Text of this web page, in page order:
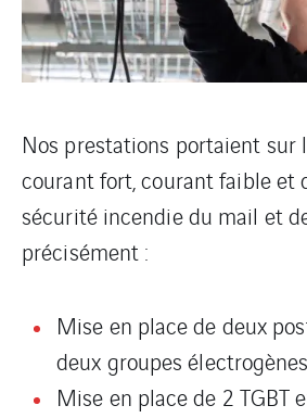
Nos prestations portaient sur
courant fort, courant faible et
sécurité incendie du mail et
précisément :
Mise en place de deux
deux groupes électrogènes
Mise en place de 2 TGBT